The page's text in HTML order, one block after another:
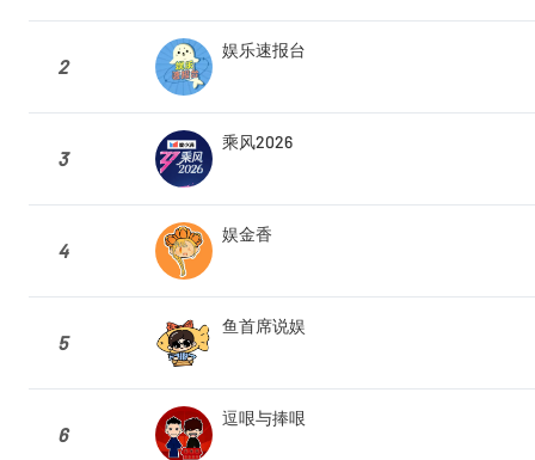
2
娱乐速报台
3
乘风2026
4
娱金香
5
鱼首席说娱
6
逗哏与捧哏